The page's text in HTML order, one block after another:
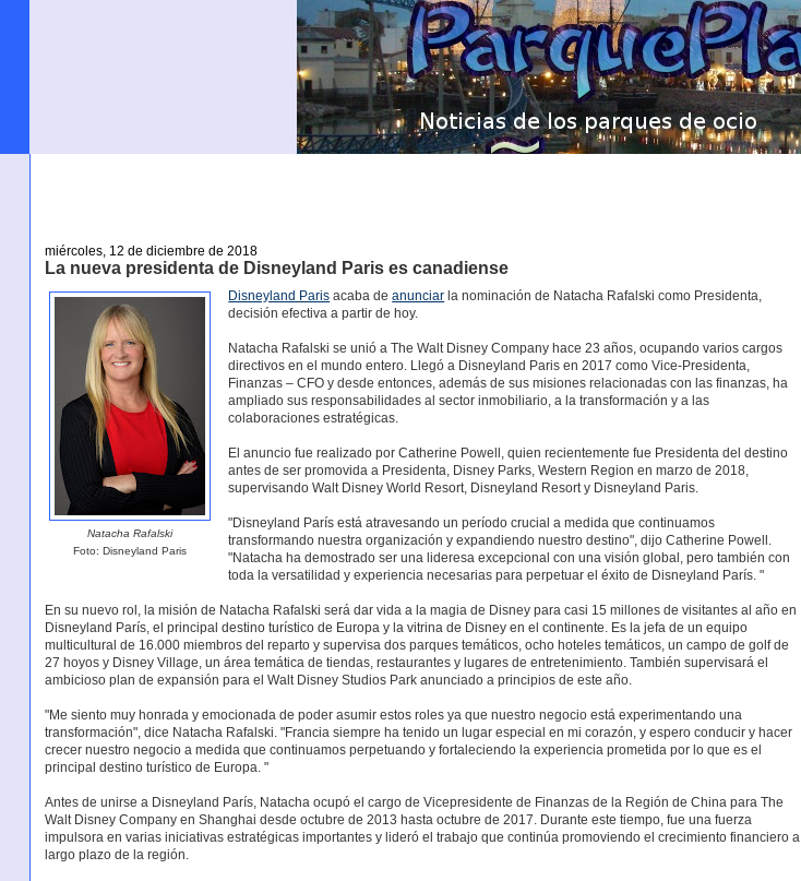
miércoles, 12 de diciembre de 2018
La nueva presidenta de Disneyland Paris es canadiense
Natacha Rafalski
Foto: Disneyland Paris
Disneyland Paris acaba deanunciar la nominación de Natacha Rafalski como Presidenta,
decisión efectiva a partir de hoy.
Natacha Rafalski se unió a The Walt Disney Company hace 23 años, ocupando varios cargos
directivos en el mundo entero. Llegó a Disneyland Paris en 2017 como Vice-Presidenta,
Finanzas – CFO y desde entonces, además de sus misiones relacionadas con las finanzas, ha
ampliado sus responsabilidades al sector inmobiliario, a la transformación y a las
colaboraciones estratégicas.
El anuncio fue realizado por Catherine Powell, quien recientemente fue Presidenta del destino
antes de ser promovida a Presidenta, Disney Parks, Western Region en marzo de 2018,
supervisando Walt Disney World Resort, Disneyland Resort y Disneyland Paris.
"Disneyland París está atravesando un período crucial a medida que continuamos
transformando nuestra organización y expandiendo nuestro destino", dijo Catherine Powell.
"Natacha ha demostrado ser una lideresa excepcional con una visión global, pero también con
toda la versatilidad y experiencia necesarias para perpetuar el éxito de Disneyland París. "
En su nuevo rol, la misión de Natacha Rafalski será dar vida a la magia de Disney para casi 15 millones de visitantes al año en
Disneyland París, el principal destino turístico de Europa y la vitrina de Disney en el continente. Es la jefa de un equipo
multicultural de 16.000 miembros del reparto y supervisa dos parques temáticos, ocho hoteles temáticos, un campo de golf de
27 hoyos y Disney Village, un área temática de tiendas, restaurantes y lugares de entretenimiento. También supervisará el
ambicioso plan de expansión para el Walt Disney Studios Park anunciado a principios de este año.
"Me siento muy honrada y emocionada de poder asumir estos roles ya que nuestro negocio está experimentando una
transformación", dice Natacha Rafalski. "Francia siempre ha tenido un lugar especial en mi corazón, y espero conducir y hacer
crecer nuestro negocio a medida que continuamos perpetuando y fortaleciendo la experiencia prometida por lo que es el
principal destino turístico de Europa. "
Antes de unirse a Disneyland París, Natacha ocupó el cargo de Vicepresidente de Finanzas de la Región de China para The
Walt Disney Company en Shanghai desde octubre de 2013 hasta octubre de 2017. Durante este tiempo, fue una fuerza
impulsora en varias iniciativas estratégicas importantes y lideró el trabajo que continúa promoviendo el crecimiento financiero a
largo plazo de la región.